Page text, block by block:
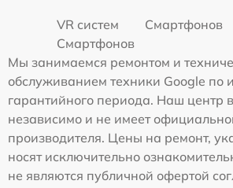
VR систем
Смартфонов
Смартфонов
Мы занимаемся ремонтом и
обслуживанием техники Google по
гарантийного периода. Наш центр
независимо и не имеет
производителя. Цены на ремонт,
носят исключительно
не являются публичной офертой